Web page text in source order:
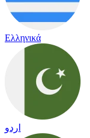
Ελληνικά
اردو